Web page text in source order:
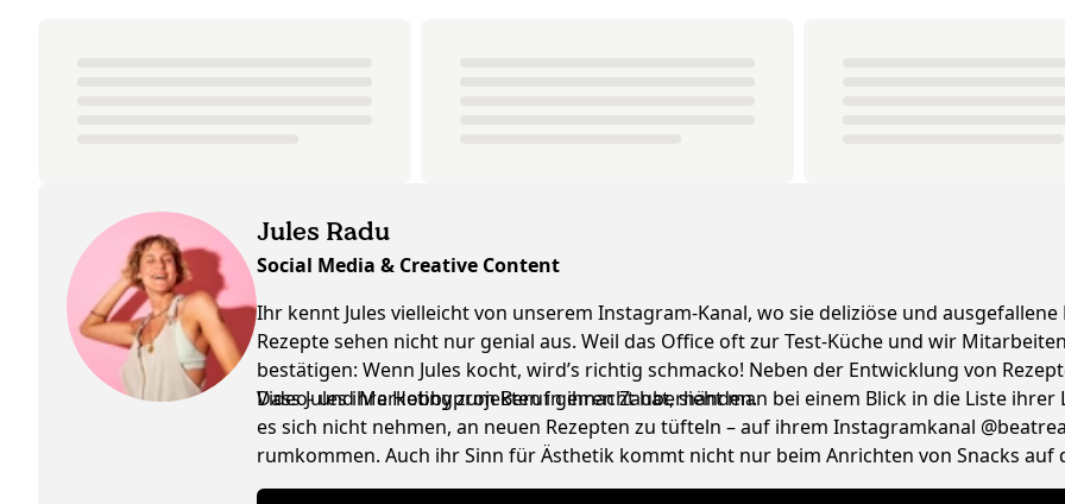
Jules Radu
Social Media & Creative Content
Ihr kennt Jules vielleicht von unserem Instagram-Kanal, wo sie deliziöse und
Rezepte sehen nicht nur genial aus. Weil das Office oft zur Test-Küche und wir
bestätigen: Wenn Jules kocht, wird’s richtig schmacko! Neben der Entwicklung von
Video- und Marketingprojekten in ihren Zauberhänden.
Dass Jules ihre Hobby zum Beruf gemacht hat, sieht man bei einem Blick in die Liste
es sich nicht nehmen, an neuen Rezepten zu tüfteln – auf ihrem Instagramkanal
rumkommen. Auch ihr Sinn für Ästhetik kommt nicht nur beim Anrichten von Snacks auf
Schwäche für Interior Design und liebt ausgefallene Vintage Lampen.